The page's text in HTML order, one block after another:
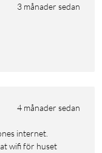
3 månader sedan
4 månader sedan
wifi för huset